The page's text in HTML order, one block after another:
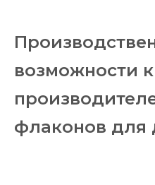
возможности
флаконов для